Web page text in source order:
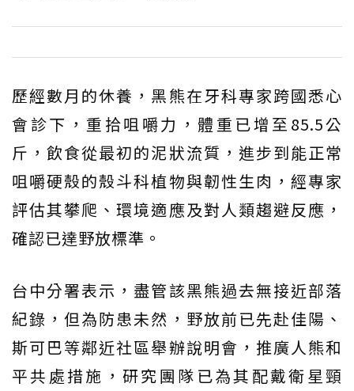
歷經數月的休養，黑熊在牙科專家跨國悉心
會診下，重拾咀嚼力，體重已增至85.5公
斤，飲食從最初的泥狀流質，進步到能正常
咀嚼硬殼的殼斗科植物與韌性生肉，經專家
評估其攀爬、環境適應及對人類趨避反應，
確認已達野放標準。
台中分署表示，盡管該黑熊過去無接近部落
紀錄，但為防患未然，野放前已先赴佳陽、
斯可巴等鄰近社區舉辦說明會，推廣人熊和
平共處措施，研究團隊已為其配戴衛星頸